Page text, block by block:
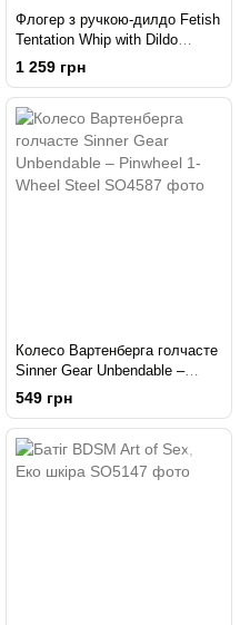
Флогер з ручкою-дилдо Fetish
Tentation Whip with Dildo
Handle
1 259 грн
Колесо Вартенберга голчасте
Sinner Gear Unbendable –
Pinwheel 1-Wheel Steel
549 грн